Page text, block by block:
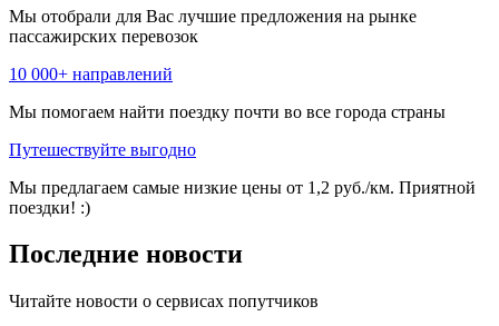
Мы отобрали для Вас лучшие предложения на рынке
пассажирских перевозок
10 000+ направлений
Мы помогаем найти поездку почти во все города страны
Путешествуйте выгодно
Мы предлагаем самые низкие цены от 1,2 руб./км. Приятной
поездки! :)
Последние новости
Читайте новости о сервисах попутчиков